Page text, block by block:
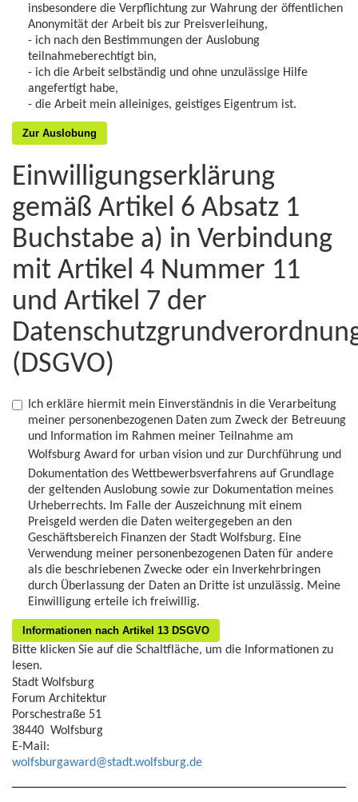
insbesondere die Verpflichtung zur Wahrung der öffentlichen
Anonymität der Arbeit bis zur Preisverleihung,
- ich nach den Bestimmungen der Auslobung
teilnahmeberechtigt bin,
- ich die Arbeit selbständig und ohne unzulässige Hilfe
angefertigt habe,
- die Arbeit mein alleiniges, geistiges Eigentrum ist.
Zur Auslobung
Einwilligungserklärung
gemäß Artikel 6 Absatz 1
Buchstabe a) in Verbindung
mit Artikel 4 Nummer 11
und Artikel 7 der
(DSGVO)
Ich erkläre hiermit mein Einverständnis in die Verarbeitung
meiner personenbezogenen Daten zum Zweck der Betreuung
und Information im Rahmen meiner Teilnahme am
Wolfsburg Award for urban vision und zur Durchführung und
Dokumentation des Wettbewerbsverfahrens auf Grundlage
der geltenden Auslobung sowie zur Dokumentation meines
Urheberrechts. Im Falle der Auszeichnung mit einem
Preisgeld werden die Daten weitergegeben an den
Geschäftsbereich Finanzen der Stadt Wolfsburg. Eine
Verwendung meiner personenbezogenen Daten für andere
als die beschriebenen Zwecke oder ein Inverkehrbringen
durch Überlassung der Daten an Dritte ist unzulässig. Meine
Einwilligung erteile ich freiwillig.
Informationen nach Artikel 13 DSGVO
Bitte klicken Sie auf die Schaltfläche, um die Informationen zu
lesen.
Stadt Wolfsburg
Forum Architektur
Porschestraße 51
38440 Wolfsburg
E-Mail:
wolfsburgaward@stadt.wolfsburg.de